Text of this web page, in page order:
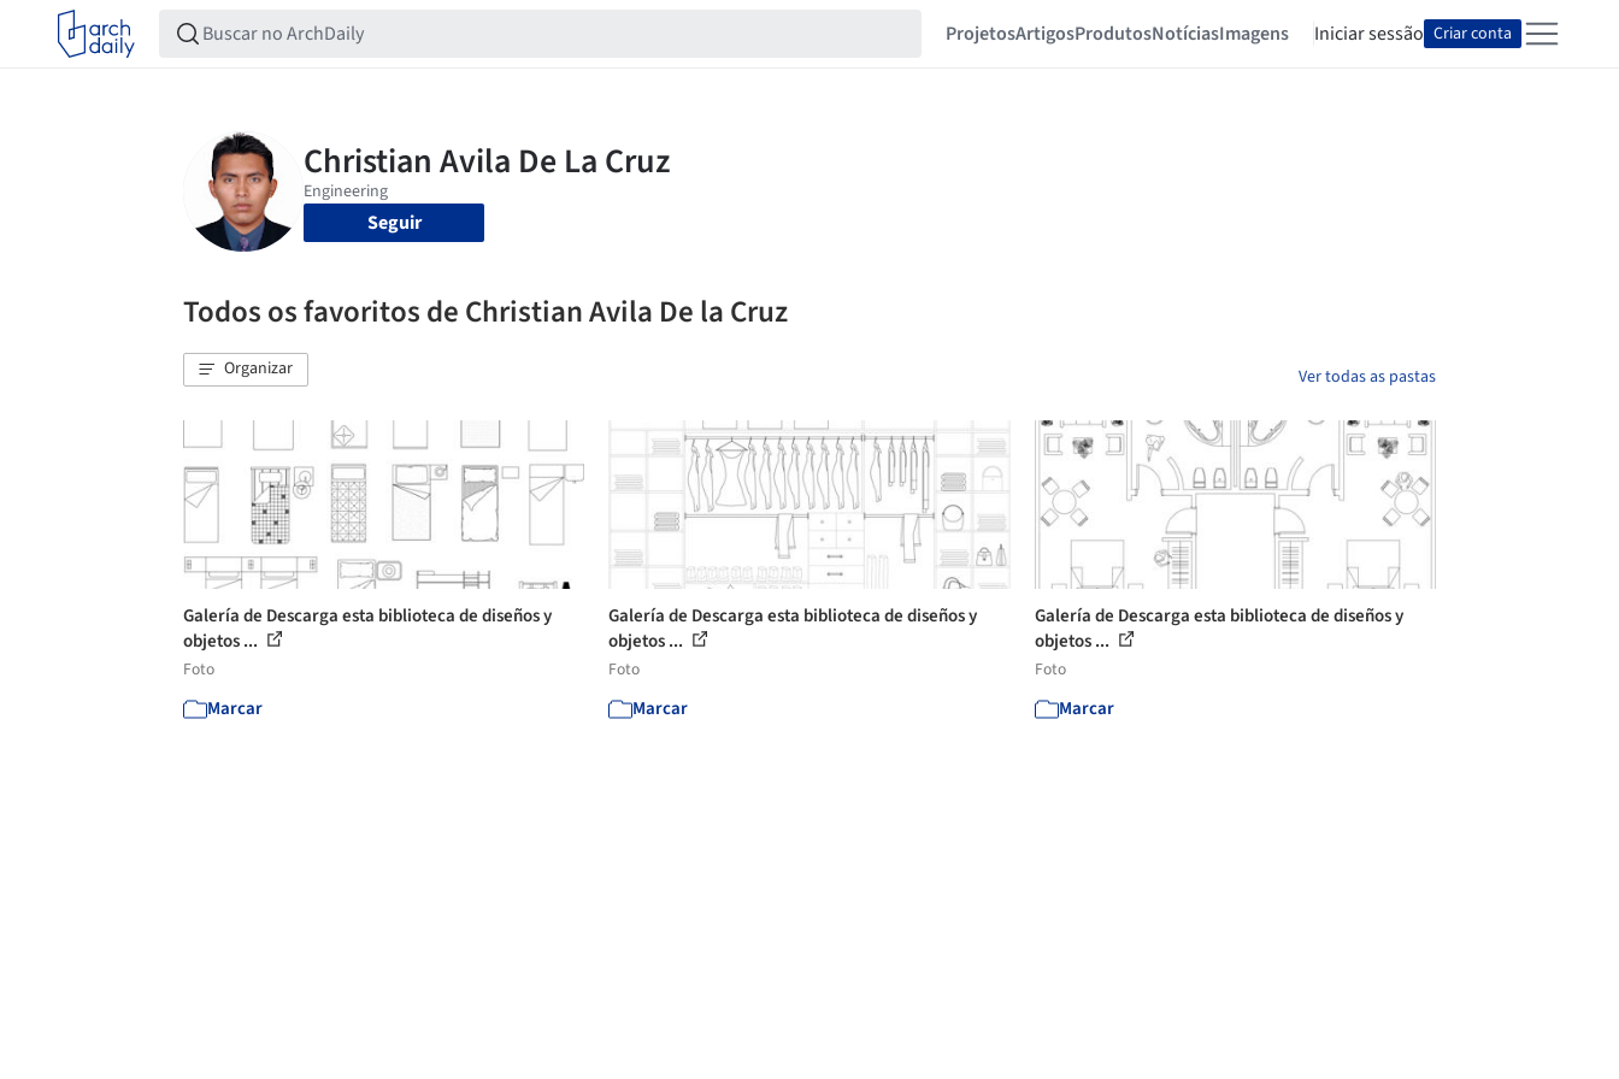
ProjetosArtigosProdutosNotíciasImagens Iniciar sessão Criar conta
Seguir
Todos os favoritos de Christian Avila De la Cruz
Organizar Ver todas as pastas
Galería de Descarga esta biblioteca de diseños y
objetos ...
Foto
Marcar
Galería de Descarga esta biblioteca de diseños y
objetos ...
Foto
Marcar
Galería de Descarga esta biblioteca de diseños y
objetos ...
Foto
Marcar